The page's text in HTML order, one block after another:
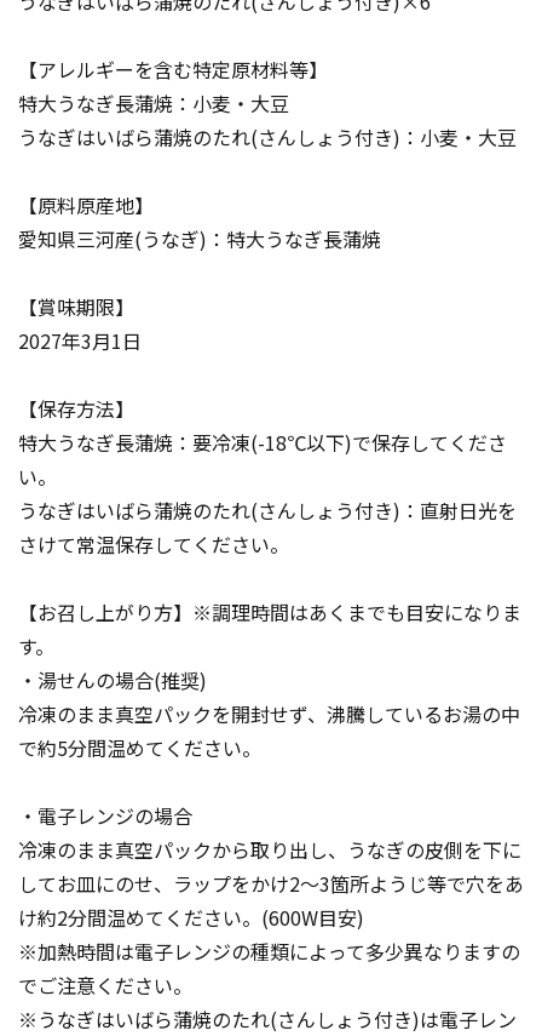
【アレルギーを含む特定原材料等】
特大うなぎ長蒲焼：小麦・大豆
うなぎはいばら蒲焼のたれ(さんしょう付き)：小麦・大豆
【原料原産地】
愛知県三河産(うなぎ)：特大うなぎ長蒲焼
【賞味期限】
2027年3月1日
【保存方法】
特大うなぎ長蒲焼：要冷凍(-18℃以下)で保存してくださ
い。
うなぎはいばら蒲焼のたれ(さんしょう付き)：直射日光を
さけて常温保存してください。
【お召し上がり方】※調理時間はあくまでも目安になりま
す。
・湯せんの場合(推奨)
冷凍のまま真空パックを開封せず、沸騰しているお湯の中
で約5分間温めてください。
・電子レンジの場合
冷凍のまま真空パックから取り出し、うなぎの皮側を下に
してお皿にのせ、ラップをかけ2～3箇所ようじ等で穴をあ
け約2分間温めてください。(600W目安)
※加熱時間は電子レンジの種類によって多少異なりますの
でご注意ください。
※うなぎはいばら蒲焼のたれ(さんしょう付き)は電子レン